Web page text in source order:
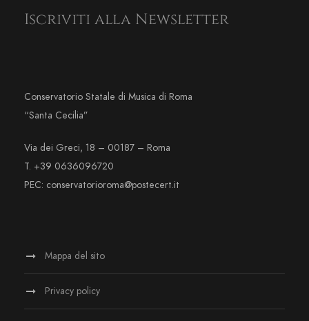
Iscriviti alla Newsletter
Conservatorio Statale di Musica di Roma
“Santa Cecilia”
Via dei Greci, 18 – 00187 – Roma
T. +39 0636096720
PEC: conservatorioroma@postecert.it
Mappa del sito
Privacy policy